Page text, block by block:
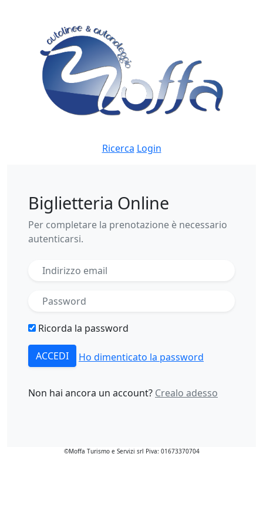
Ricerca Login
Biglietteria Online
Per completare la prenotazione è necessario
autenticarsi.
Ricorda la password
ACCEDI Ho dimenticato la password
Non hai ancora un account? Crealo adesso
©Moffa Turismo e Servizi srl Piva: 01673370704